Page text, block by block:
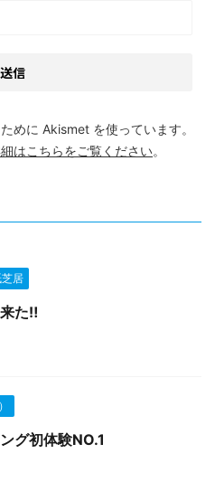
めに Akismet を使っています。
はこちらをご覧ください。
居
た‼
グ初体験NO.1